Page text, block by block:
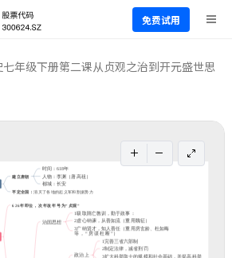
免费试用
年级下册第二课从贞观之治到开元盛世思